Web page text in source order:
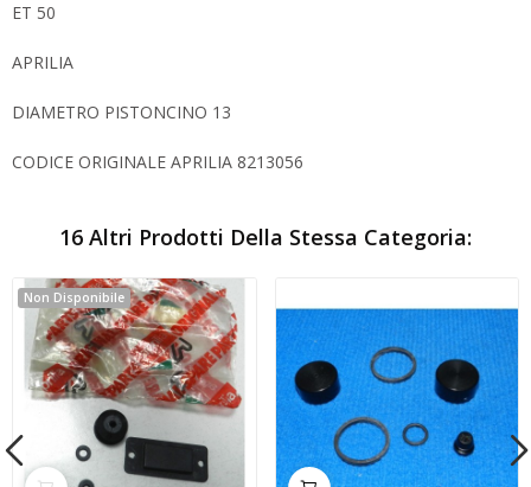
ET 50
APRILIA
DIAMETRO PISTONCINO 13
CODICE ORIGINALE APRILIA 8213056
16 Altri Prodotti Della Stessa Categoria:
Non Disponibile